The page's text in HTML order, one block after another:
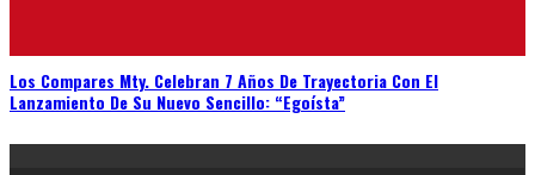
Los Compares Mty. Celebran 7 Años De Trayectoria Con El
Lanzamiento De Su Nuevo Sencillo: “Egoísta”